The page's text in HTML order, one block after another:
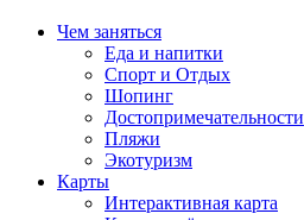
Чем заняться
Еда и напитки
Спорт и Отдых
Шопинг
Достопримечательности
Пляжи
Экотуризм
Карты
Интерактивная карта